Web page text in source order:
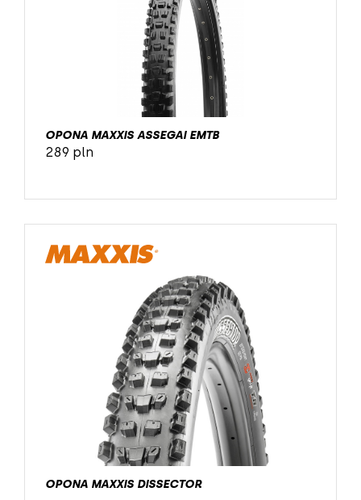
OPONA MAXXIS ASSEGAI EMTB
289 pln
OPONA MAXXIS DISSECTOR